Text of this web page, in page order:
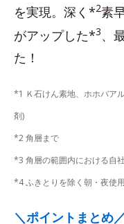
を実現。深く*2素
がアップした*3、
た！
*1 Ｋ石けん素地、ホホバア
剤)
*2 角層まで
*3 角層の範囲内における自
*4 ふきとりを除く朝・夜使
＼ポイントまとめ／